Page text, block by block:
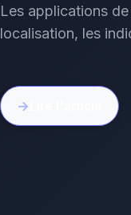
Les applications
localisation, les